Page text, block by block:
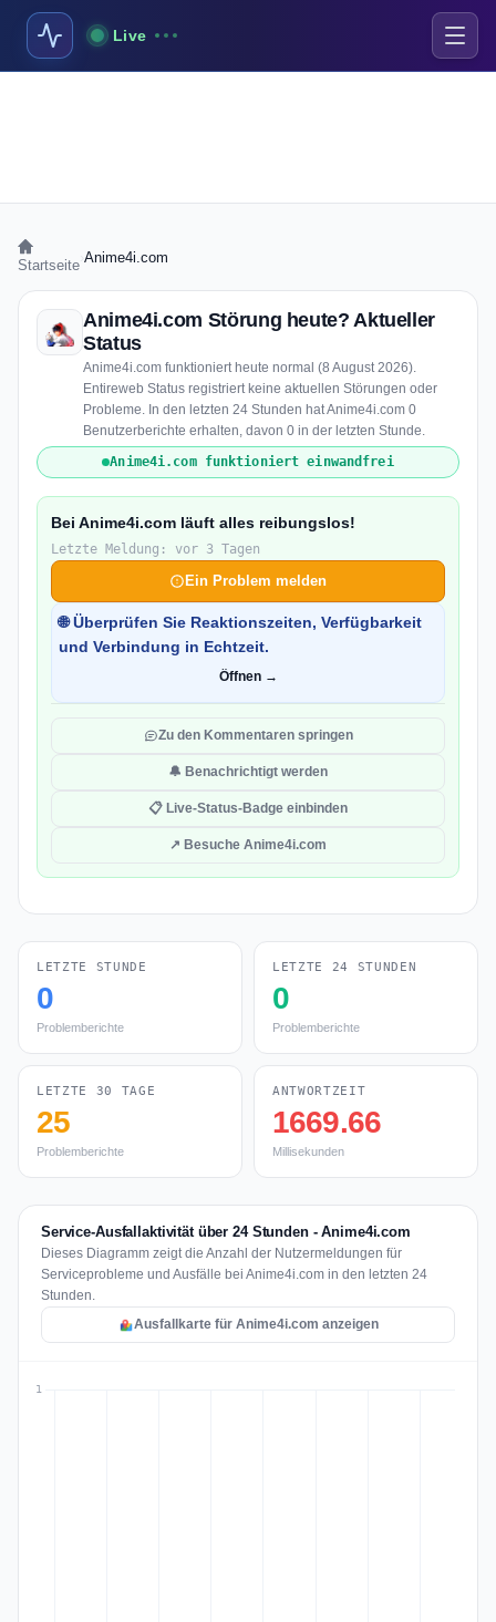
Live
Startseite Anime4i.com
Anime4i.com Störung heute? Aktueller
Status
Anime4i.com funktioniert heute normal (8 August 2026).
Entireweb Status registriert keine aktuellen Störungen oder
Probleme. In den letzten 24 Stunden hat Anime4i.com 0
Benutzerberichte erhalten, davon 0 in der letzten Stunde.
Anime4i.com funktioniert einwandfrei
Bei Anime4i.com läuft alles reibungslos!
Letzte Meldung: vor 3 Tagen
Ein Problem melden
🌐 Überprüfen Sie Reaktionszeiten, Verfügbarkeit
und Verbindung in Echtzeit.
Öffnen →
Zu den Kommentaren springen
🔔 Benachrichtigt werden
📋 Live-Status-Badge einbinden
↗ Besuche Anime4i.com
LETZTE STUNDE
0
Problemberichte
LETZTE 24 STUNDEN
0
Problemberichte
LETZTE 30 TAGE
25
Problemberichte
ANTWORTZEIT
1669.66
Millisekunden
Service-Ausfallaktivität über 24 Stunden - Anime4i.com
Dieses Diagramm zeigt die Anzahl der Nutzermeldungen für
Serviceprobleme und Ausfälle bei Anime4i.com in den letzten 24
Stunden.
Ausfallkarte für Anime4i.com anzeigen